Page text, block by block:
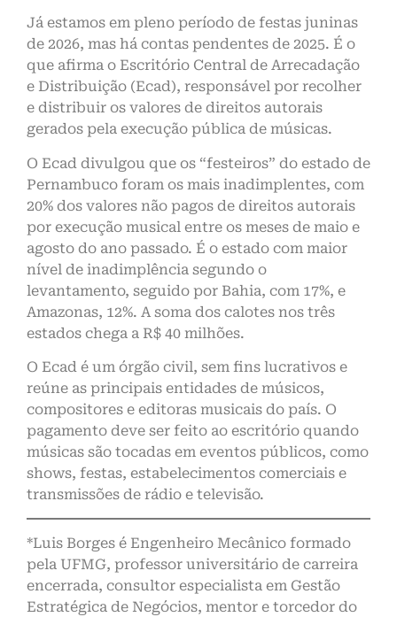
Já estamos em pleno período de festas juninas
de 2026, mas há contas pendentes de 2025. É o
que afirma o Escritório Central de Arrecadação
e Distribuição (Ecad), responsável por recolher
e distribuir os valores de direitos autorais
gerados pela execução pública de músicas.
O Ecad divulgou que os “festeiros” do estado de
Pernambuco foram os mais inadimplentes, com
20% dos valores não pagos de direitos autorais
por execução musical entre os meses de maio e
agosto do ano passado. É o estado com maior
nível de inadimplência segundo o
levantamento, seguido por Bahia, com 17%, e
Amazonas, 12%. A soma dos calotes nos três
estados chega a R$ 40 milhões.
O Ecad é um órgão civil, sem fins lucrativos e
reúne as principais entidades de músicos,
compositores e editoras musicais do país. O
pagamento deve ser feito ao escritório quando
músicas são tocadas em eventos públicos, como
shows, festas, estabelecimentos comerciais e
transmissões de rádio e televisão.
*Luis Borges é Engenheiro Mecânico formado
pela UFMG, professor universitário de carreira
encerrada, consultor especialista em Gestão
Estratégica de Negócios, mentor e torcedor do